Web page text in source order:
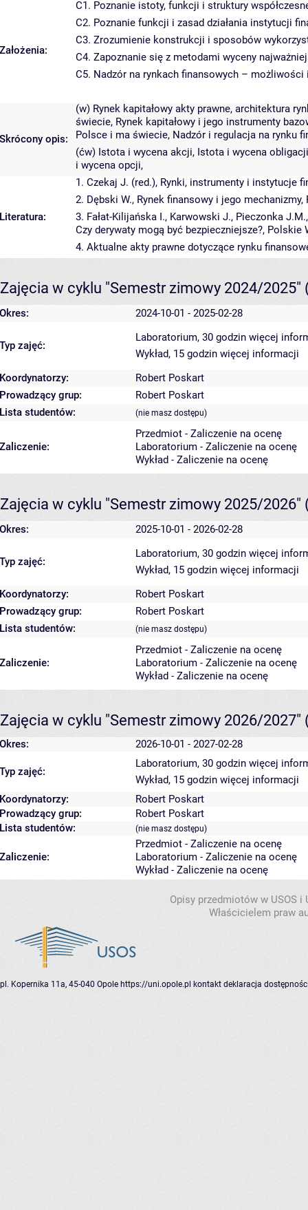
Założenia:
C1. Poznanie istoty, funkcji i struktury
C2. Poznanie funkcji i zasad działania instytucji
C3. Zrozumienie konstrukcji i sposobów
C4. Zapoznanie się z metodami wyceny
C5. Nadzór na rynkach finansowych – możliwości
Skrócony opis:
(w) Rynek kapitałowy akty prawne, architektura
świecie, Rynek kapitałowy i jego instrumenty
Polsce i ma świecie, Nadzór i regulacja na rynku
(ćw) Istota i wycena akcji, Istota i wycena
i wycena opcji,
Literatura:
1. Czekaj J. (red.), Rynki, instrumenty i instytucje
2. Dębski W., Rynek finansowy i jego mechanizmy,
3. Fałat-Kilijańska I., Karwowski J., Pieczonka
Czy derywaty mogą być bezpieczniejsze?,
4. Aktualne akty prawne dotyczące rynku
Zajęcia w cyklu "Semestr zimowy 2024/2025"
Okres: 2024-10-01 - 2025-02-28
Typ zajęć:
Laboratorium, 30 godzin więcej
Wykład, 15 godzin więcej informacji
Koordynatorzy:
Robert Poskart
Prowadzący grup:
Robert Poskart
Lista studentów:
(nie masz dostępu)
Zaliczenie:
Przedmiot - Zaliczenie na ocenę
Laboratorium - Zaliczenie na ocenę
Wykład - Zaliczenie na ocenę
Zajęcia w cyklu "Semestr zimowy 2025/2026"
Okres: 2025-10-01 - 2026-02-28
Typ zajęć:
Laboratorium, 30 godzin więcej
Wykład, 15 godzin więcej informacji
Koordynatorzy:
Robert Poskart
Prowadzący grup:
Robert Poskart
Lista studentów:
(nie masz dostępu)
Zaliczenie:
Przedmiot - Zaliczenie na ocenę
Laboratorium - Zaliczenie na ocenę
Wykład - Zaliczenie na ocenę
Zajęcia w cyklu "Semestr zimowy 2026/2027"
Okres: 2026-10-01 - 2027-02-28
Typ zajęć:
Laboratorium, 30 godzin więcej
Wykład, 15 godzin więcej informacji
Koordynatorzy:
Robert Poskart
Prowadzący grup:
Robert Poskart
Lista studentów:
(nie masz dostępu)
Zaliczenie:
Przedmiot - Zaliczenie na ocenę
Laboratorium - Zaliczenie na ocenę
Wykład - Zaliczenie na ocenę
Opisy przedmiotów w USOS
Właścicielem praw
pl. Kopernika 11a, 45-040 Opole https://uni.opole.pl kontakt deklaracja